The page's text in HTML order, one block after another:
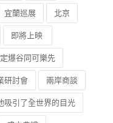
金門 印象
宜蘭巡展
即將上映
爆谷同可樂先
研討會 兩岸商談